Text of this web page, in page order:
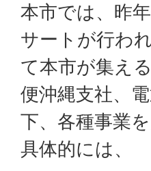
本市では、昨
サートが行わ
て本市が集え
便沖縄支社、
下、各種事業
具体的には、